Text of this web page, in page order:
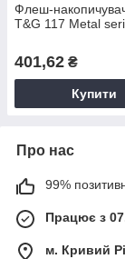
Флеш-
T&G 117 Metal
401,62 ₴
Купити
Про нас
99%
Працює з
м. Кривий